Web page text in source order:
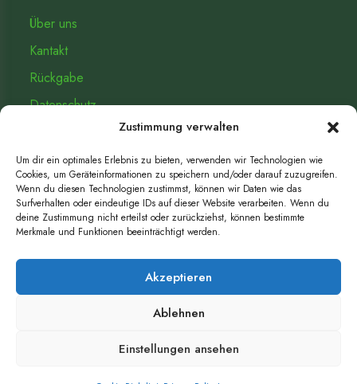
Zustimmung verwalten
Um dir ein optimales Erlebnis zu bieten, verwenden wir Technologien wie
Cookies, um Geräteinformationen zu speichern und/oder darauf zuzugreifen.
Wenn du diesen Technologien zustimmst, können wir Daten wie das
Surfverhalten oder eindeutige IDs auf dieser Website verarbeiten. Wenn du
deine Zustimmung nicht erteilst oder zurückziehst, können bestimmte
Merkmale und Funktionen beeinträchtigt werden.
Akzeptieren
Ablehnen
Einstellungen ansehen
Über uns
Kantakt
Rückgabe
Datenschutz­
KAUF WIDERRUFEN
Widerrufbutton
MwSt.-Nr. IT01663950218